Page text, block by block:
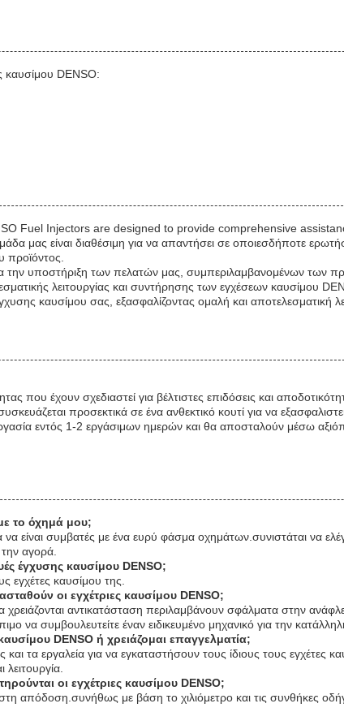
καυσίμου DENSO:
Fuel Injectors are designed to provide comprehensive
μας είναι διαθέσιμη για να απαντήσει σε οποιεσδήποτε
την υποστήριξη των πελατών μας, συμπεριλαμβανομένων των
λειτουργίας και συντήρησης των εγχέσεων καυσίμου
καυσίμου σας, εξασφαλίζοντας ομαλή και αποτελεσματική
που έχουν σχεδιαστεί για βέλτιστες επιδόσεις και
προσεκτικά σε ένα ανθεκτικό κουτί για να
εντός 1-2 εργάσιμων ημερών και θα αποσταλούν μέσω
το όχημά μου;
να είναι συμβατές με ένα ευρύ φάσμα οχημάτων.συνιστάται να
αγορά.
έγχυσης καυσίμου DENSO;
εγχέτες καυσίμου της.
οι εγχέτριες καυσίμου DENSO;
χρειάζονται αντικατάσταση περιλαμβάνουν σφάλματα στην
να συμβουλευτείτε έναν ειδικευμένο μηχανικό για την
DENSO ή χρειάζομαι επαγγελματία;
τα εργαλεία για να εγκαταστήσουν τους ίδιους τους εγχέτες
οι εγχέτριες καυσίμου DENSO;
απόδοση.συνήθως με βάση το χιλιόμετρο και τις συνθήκες